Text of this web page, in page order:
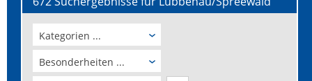
Kategorien ...
Besonderheiten ...